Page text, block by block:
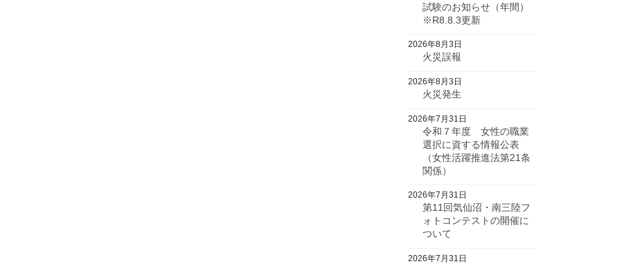
試験のお知らせ（年間）
※R8.8.3更新
火災誤報
2026年8月3日
火災発生
2026年8月3日
令和７年度 女性の職業
選択に資する情報公表
（女性活躍推進法第21条
関係）
2026年7月31日
第11回気仙沼・南三陸フ
ォトコンテストの開催に
ついて
2026年7月31日
2026年7月31日